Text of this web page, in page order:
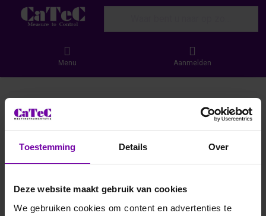
Toestemming Details Over
Deze website maakt gebruik van cookies
We gebruiken cookies om content en advertenties te
Menu Aanmelden